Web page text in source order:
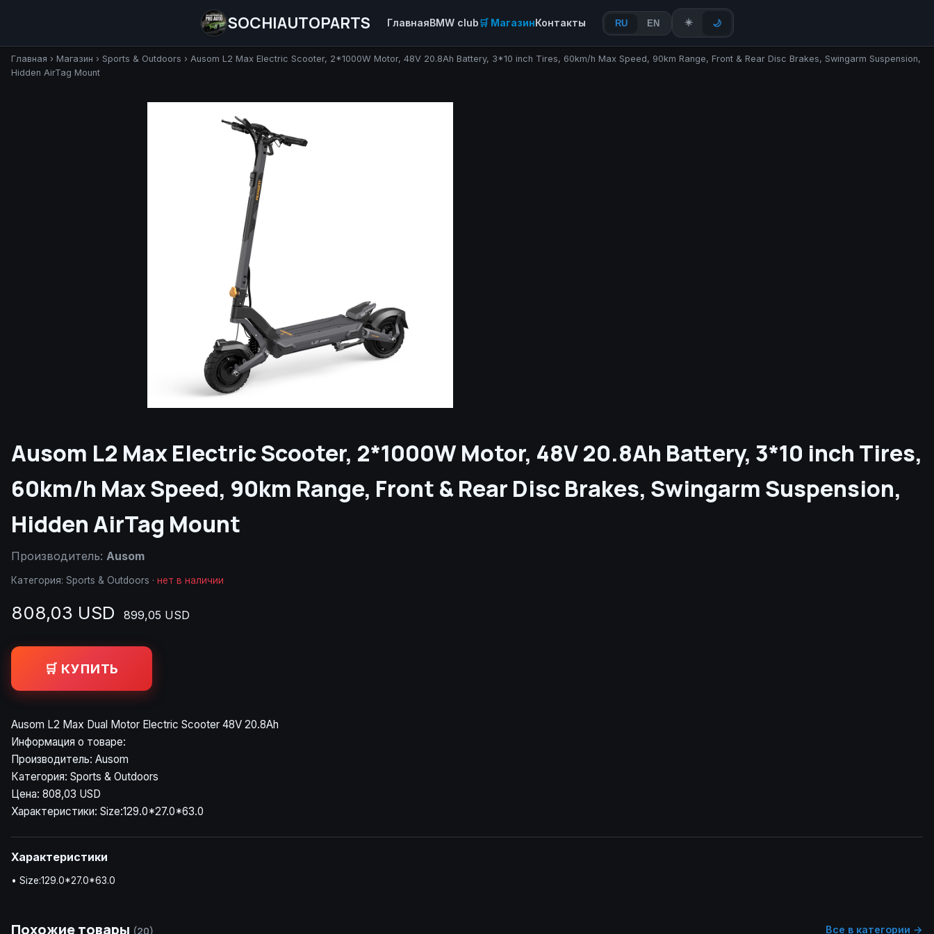
SOCHIAUTOPARTS ГлавнаяBMW club🛒 МагазинКонтакты RU EN ☀️ 🌙
Главная › Магазин › Sports & Outdoors › Ausom L2 Max Electric Scooter, 2*1000W Motor, 48V 20.8Ah Battery, 3*10 inch Tires, 60km/h Max Speed, 90km Range, Front & Rear Disc Brakes, Swingarm Suspension,
Hidden AirTag Mount
Ausom L2 Max Electric Scooter, 2*1000W Motor, 48V 20.8Ah Battery, 3*10 inch Tires,
60km/h Max Speed, 90km Range, Front & Rear Disc Brakes, Swingarm Suspension,
Hidden AirTag Mount
Производитель: Ausom
Категория: Sports & Outdoors · нет в наличии
808,03 USD 899,05 USD
🛒 КУПИТЬ
Ausom L2 Max Dual Motor Electric Scooter 48V 20.8Ah
Информация о товаре:
Производитель: Ausom
Категория: Sports & Outdoors
Цена: 808,03 USD
Характеристики: Size:129.0*27.0*63.0
Характеристики
• Size:129.0*27.0*63.0
Похожие товары (20) Все в категории →